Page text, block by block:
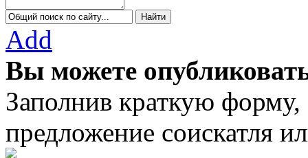
Add
Вы можете
Заполнив краткую
предложение соискатля